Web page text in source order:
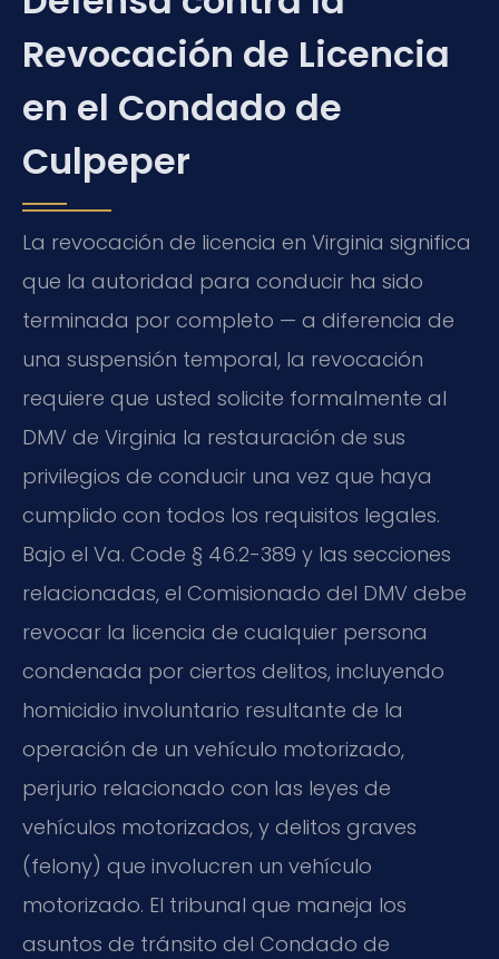
Revocación de Licencia
en el Condado de
Culpeper
La revocación de licencia en Virginia significa
que la autoridad para conducir ha sido
terminada por completo — a diferencia de
una suspensión temporal, la revocación
requiere que usted solicite formalmente al
DMV de Virginia la restauración de sus
privilegios de conducir una vez que haya
cumplido con todos los requisitos legales.
Bajo el Va. Code § 46.2-389 y las secciones
relacionadas, el Comisionado del DMV debe
revocar la licencia de cualquier persona
condenada por ciertos delitos, incluyendo
homicidio involuntario resultante de la
operación de un vehículo motorizado,
perjurio relacionado con las leyes de
vehículos motorizados, y delitos graves
(felony) que involucren un vehículo
motorizado. El tribunal que maneja los
asuntos de tránsito del Condado de